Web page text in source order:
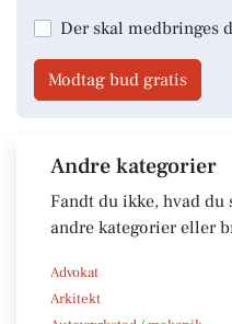
Der skal medbringes
Modtag bud gratis
Andre kategorier
Fandt du ikke, hvad du
andre kategorier eller
Advokat
Arkitekt